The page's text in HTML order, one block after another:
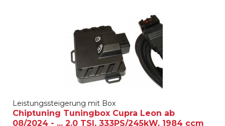
Leistungssteigerung mit Box
Chiptuning Tuningbox Cupra Leon ab
08/2024 - ... 2.0 TSI, 333PS/245kW, 1984 ccm